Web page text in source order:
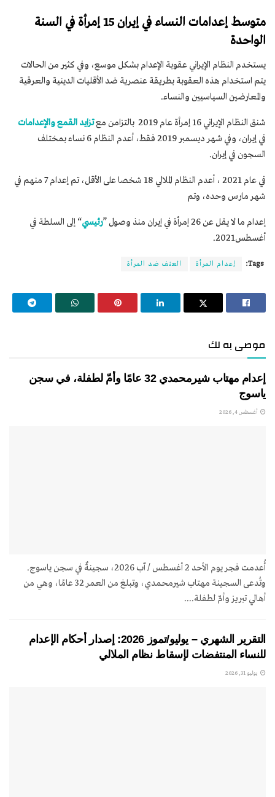
متوسط ​​إعدامات النساء في إيران 15 إمرأة في السنة
الواحدة
يستخدم النظام الإيراني عقوبة الإعدام بشكل موسع، وفي كثير من الحالات
يتم استخدام هذه العقوبة بطريقة عنصرية ضد الأقليات الدينية والعرقية
والمعارضين السياسيين والنساء.
شنق النظام الإيراني 16 إمرأة عام 2019 بالتزامن مع
تزايد القمع والإعدامات
في إيران، وفي شهر ديسمبر 2019 فقط، أعدم النظام 6 نساء بمختلف
السجون في إيران.
في عام 2021 ، أعدم النظام الملالي 18 شخصا على الأقل، تم إعدام 7 منهم في
شهر مارس وحده، وتم
إعدام ما لا يقل عن 26 إمرأة في إيران منذ وصول ” رئيسي“ إلى السلطة في
أغسطس2021.
Tags: إعدام المرأة العنف ضد المرأة
موصى به لك
إعدام مهتاب شيرمحمدي 32 عامًا وأمّ لطفلة، في سجن
ياسوج
أغسطس 4, 2026
أُعدمت فجر يوم الأحد 2 أغسطس / آب 2026، سجينةٌ في سجن ياسوج.
وتُدعى السجينة مهتاب شيرمحمدي، وتبلغ من العمر 32 عامًا، وهي من
أهالي تبريز وأمّ لطفلة....
التقرير الشهري – يوليو/تموز 2026: إصدار أحكام الإعدام
للنساء المنتفضات لإسقاط نظام الملالي
يوليو 31, 2026